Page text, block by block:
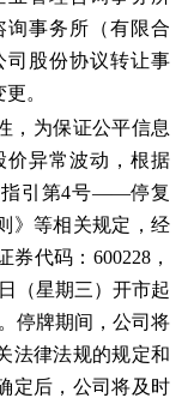
询事务所（有限合
司股份协议转让事
。
，为保证公平信息
价异常波动，根据
指引第4号——停复
》等相关规定，经
代码：600228，
（星期三）开市起
停牌期间，公司将
法律法规的规定和
定后，公司将及时